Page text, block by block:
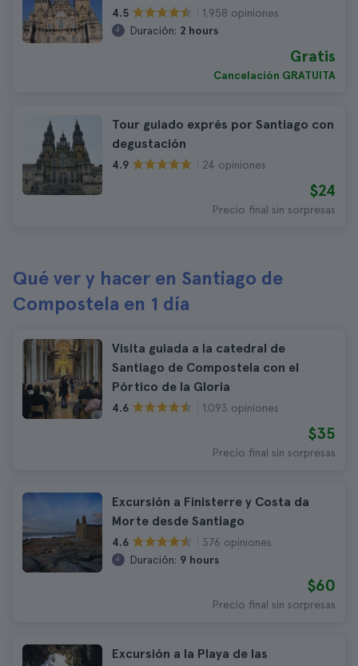
4.5
1.958 opiniones
Duración: 2 hours
Gratis
Cancelación GRATUITA
Tour guiado exprés por Santiago con
degustación
4.9 24 opiniones
$24
Precio final sin sorpresas
Qué ver y hacer en Santiago de
Compostela en 1 día
Visita guiada a la catedral de
Santiago de Compostela con el
Pórtico de la Gloria
4.6 1.093 opiniones
$35
Precio final sin sorpresas
Excursión a Finisterre y Costa da
Morte desde Santiago
4.6
376 opiniones
Duración: 9 hours
$60
Precio final sin sorpresas
Excursión a la Playa de las